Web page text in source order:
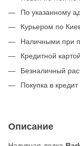
По указанному
Курьером по
Наличными при
Кредитной
Безналичный
Покупка в кредит
Описание